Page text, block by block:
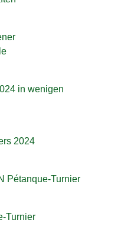
in wenigen
2024
Pétanque-Turnier
Turnier